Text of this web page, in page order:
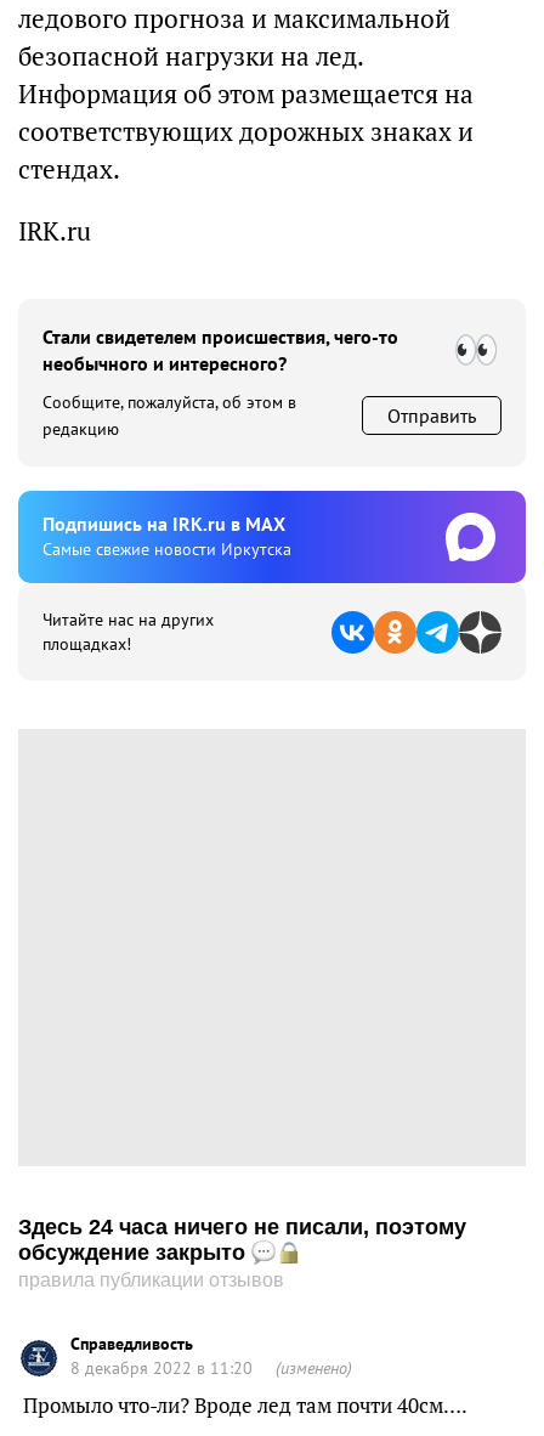
ледового прогноза и максимальной
безопасной нагрузки на лед.
Информация об этом размещается на
соответствующих дорожных знаках и
стендах.
IRK.ru
Стали свидетелем происшествия, чего-то
необычного и интересного?
Сообщите, пожалуйста, об этом в
редакцию
Отправить
Подпишиcь на IRK.ru в MAX
Cамые свежие новости Иркутска
Читайте нас на других
площадках!
Здесь 24 часа ничего не писали, поэтому
обсуждение закрыто
правила публикации отзывов
Справедливость
8 декабря 2022 в 11:20
(изменено)
Промыло что-ли? Вроде лед там почти 40см….